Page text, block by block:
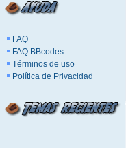
FAQ
FAQ BBcodes
Términos de uso
Política de Privacidad